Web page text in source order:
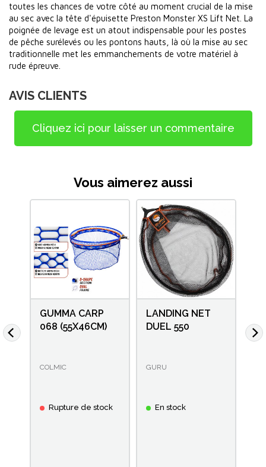
toutes les chances de votre côté au moment crucial de la mise
au sec avec la tête d'épuisette Preston Monster XS Lift Net. La
poignée de levage est un atout indispensable pour les postes
de pêche surélevés ou les pontons hauts, là où la mise au sec
traditionnelle met les emmanchements de votre matériel à
rude épreuve.
AVIS CLIENTS
Cliquez ici pour laisser un commentaire
Vous aimerez aussi
GUMMA CARP
068 (55X46CM)
COLMIC
Rupture de stock
LANDING NET
DUEL 550
GURU
En stock